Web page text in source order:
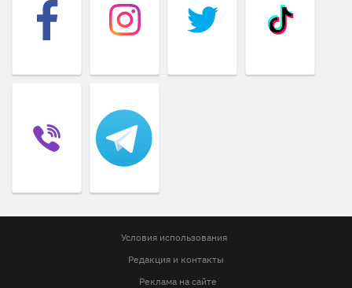
Условия использования
Редакция и контакты
Реклама на сайте